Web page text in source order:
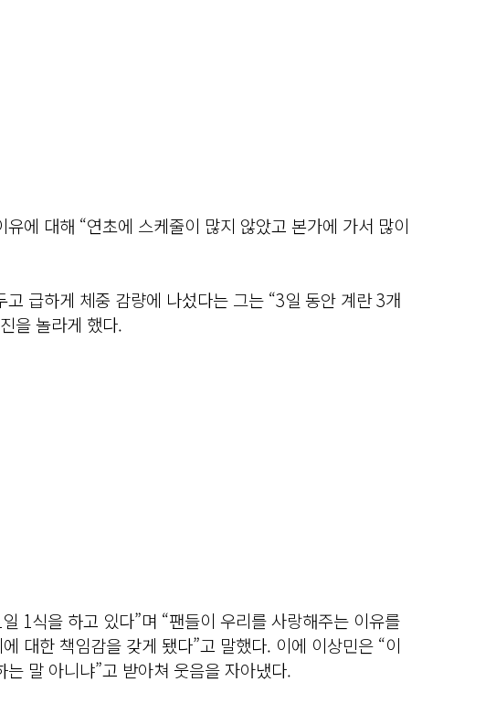
유에 대해 “연초에 스케줄이 많지 않았고 본가에 가서 많이
고 급하게 체중 감량에 나섰다는 그는 “3일 동안 계란 3개
을 놀라게 했다.
1식을 하고 있다”며 “팬들이 우리를 사랑해주는 이유를
대한 책임감을 갖게 됐다”고 말했다. 이에 이상민은 “이
말 아니냐”고 받아쳐 웃음을 자아냈다.